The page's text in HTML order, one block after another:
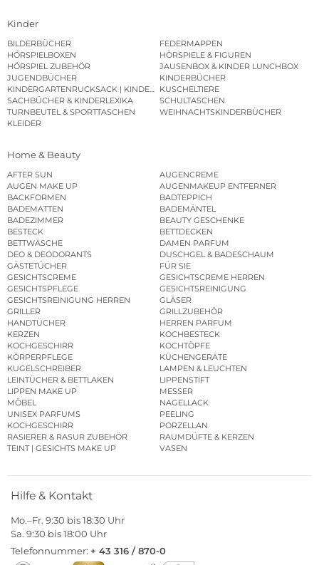
Kinder
BILDERBÜCHER
FEDERMAPPEN
HÖRSPIELBOXEN
HÖRSPIELE & FIGUREN
HÖRSPIEL ZUBEHÖR
JAUSENBOX & KINDER LUNCHBOX
JUGENDBÜCHER
KINDERBÜCHER
KINDERGARTENRUCKSACK | KINDERGARTENBEUTEL
KUSCHELTIERE
SACHBÜCHER & KINDERLEXIKA
SCHULTASCHEN
TURNBEUTEL & SPORTTASCHEN
WEIHNACHTSKINDERBÜCHER
KLEIDER
Home & Beauty
AFTER SUN
AUGENCREME
AUGEN MAKE UP
AUGENMAKEUP ENTFERNER
BACKFORMEN
BADTEPPICH
BADEMATTEN
BADEMÄNTEL
BADEZIMMER
BEAUTY GESCHENKE
BESTECK
BETTDECKEN
BETTWÄSCHE
DAMEN PARFUM
DEO & DEODORANTS
DUSCHGEL & BADESCHAUM
GÄSTETÜCHER
FÜR SIE
GESICHTSCREME
GESICHTSCREME HERREN
GESICHTSPFLEGE
GESICHTSREINIGUNG
GESICHTSREINIGUNG HERREN
GLÄSER
GRILLER
GRILLZUBEHÖR
HANDTÜCHER
HERREN PARFUM
KERZEN
KOCHBESTECK
KOCHGESCHIRR
KOCHTÖPFE
KÖRPERPFLEGE
KÜCHENGERÄTE
KUGELSCHREIBER
LAMPEN & LEUCHTEN
LEINTÜCHER & BETTLAKEN
LIPPENSTIFT
LIPPEN MAKE UP
MESSER
MÖBEL
NAGELLACK
UNISEX PARFUMS
PEELING
KOCHGESCHIRR
PORZELLAN
RASIERER & RASUR ZUBEHÖR
RAUMDÜFTE & KERZEN
TEINT | GESICHTS MAKE UP
VASEN
Hilfe & Kontakt
Mo.–Fr. 9:30 bis 18:30 Uhr
Sa. 9:30 bis 18:00 Uhr
Telefonnummer: + 43 316 / 870-0